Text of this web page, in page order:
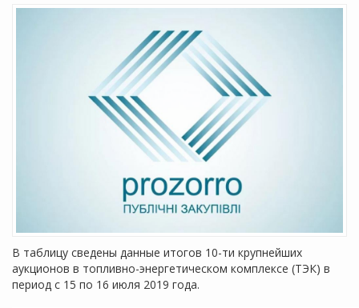
В таблицу сведены данные итогов 10-ти крупнейших
аукционов в топливно-энергетическом комплексе (ТЭК) в
период с 15 по 16 июля 2019 года.